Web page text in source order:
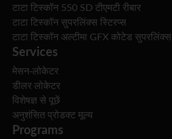
टाटा टिस्कॉन 550 SD टीएमटी रीबार
टाटा टिस्कॉन सुपरलिंक्स स्टिरप्स
टाटा टिस्कॉन अल्टीमा GFX कोटेड सुपरलिंक्स
Services
मेसन-लोकेटर
डीलर लोकेटर
विशेषज्ञ से पूछें
अनुशंसित प्रोडक्ट मूल्य
Programs